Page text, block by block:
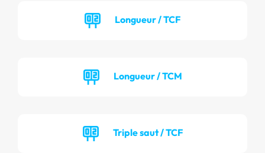
Longueur / TCF
Longueur / TCM
Triple saut / TCF